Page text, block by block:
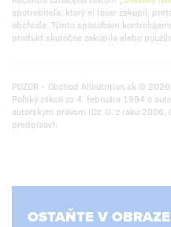
spotrebiteľa, ktorý si tovar zakúpil,
obchode. Týmto spôsobom
produkt skutočne zakúpila alebo
POZOR – Obchod Allnutrition.sk ©
Poľský zákon zo 4. februára 1994 o
autorským právom (Dz. U. z roku
predpisov).
OSTAŇTE V